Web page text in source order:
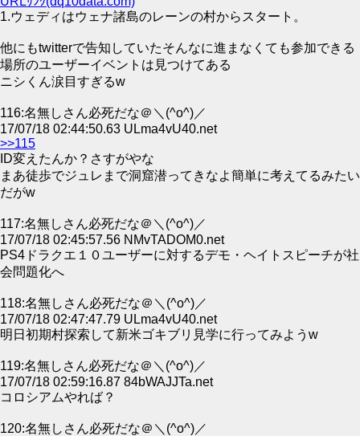
1.ウェディはウェナ諸島のレーンの村からスタート。
他にもtwitterで告知していたそんなに進まなくても参加できる
場所のユーザーイベントは見つけてある
ニシくん涙目すぎるw
116:名無しさん必死だな＠＼(^o^)／
17/07/18 02:44:50.63 ULma4vU40.net
>>115
ID変えたんか？さすがやな
まあ徒歩でジュレまで洞窟潜ってきなよ簡単に考えてるみたい
だがw
117:名無しさん必死だな＠＼(^o^)／
17/07/18 02:45:57.56 NMvTADOM0.net
PS4ドラクエ１０ユーザーに対するデモ・ヘイトスピーチが社
会問題化へ
118:名無しさん必死だな＠＼(^o^)／
17/07/18 02:47:47.79 ULma4vU40.net
明日初期村探索して新米ゴキブリ見学に行ってみようw
119:名無しさん必死だな＠＼(^o^)／
17/07/18 02:59:16.87 84bWAJJTa.net
コロシアムやれば？
120:名無しさん必死だな＠＼(^o^)／